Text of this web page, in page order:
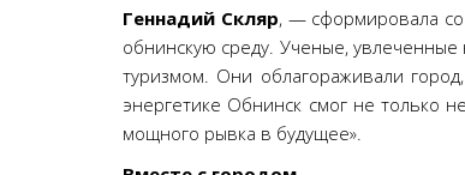
Геннадий Скляр, — сформировала
обнинскую среду. Ученые, увлеченные
туризмом. Они облагораживали
энергетике Обнинск смог не только
мощного рывка в будущее».